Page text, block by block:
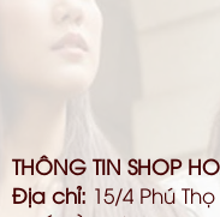
THÔNG TIN SHOP
Địa chỉ: 15/4 Phú